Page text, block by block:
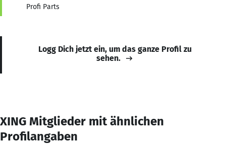
Profi Parts
Logg Dich jetzt ein, um das ganze Profil zu
sehen.
XING Mitglieder mit ähnlichen
Profilangaben